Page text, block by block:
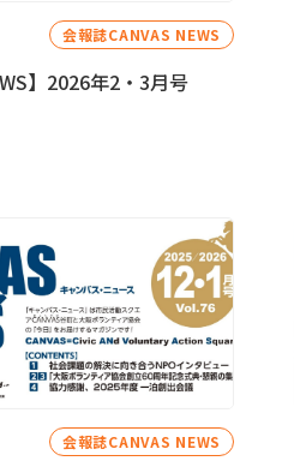
会報誌CANVAS NEWS
】2026年2・3月号
会報誌CANVAS NEWS